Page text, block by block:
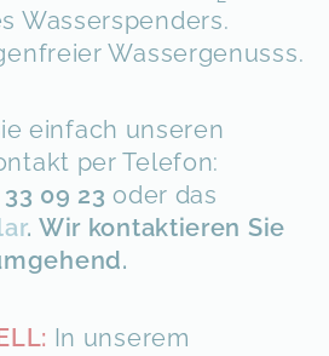
Wasserspenders.
Wassergenusss.
einfach unseren
per Telefon:
09 23 oder das
. Wir kontaktieren Sie
In unserem